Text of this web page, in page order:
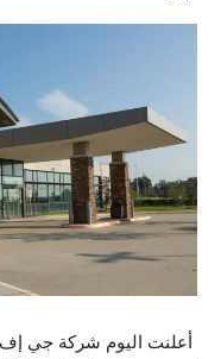
أعلنت اليوم شركة جي إف